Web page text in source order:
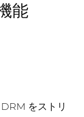
能
をストリ